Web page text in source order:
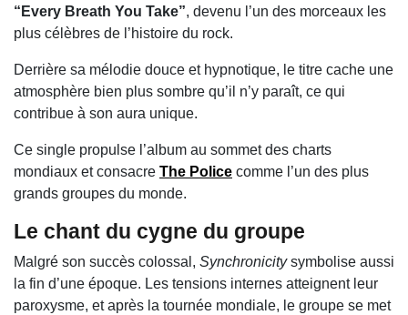
“Every Breath You Take”, devenu l’un des morceaux les
plus célèbres de l’histoire du rock.
Derrière sa mélodie douce et hypnotique, le titre cache une
atmosphère bien plus sombre qu’il n’y paraît, ce qui
contribue à son aura unique.
Ce single propulse l’album au sommet des charts
mondiaux et consacre The Police comme l’un des plus
grands groupes du monde.
Le chant du cygne du groupe
Malgré son succès colossal, Synchronicitysymbolise aussi
la fin d’une époque. Les tensions internes atteignent leur
paroxysme, et après la tournée mondiale, le groupe se met